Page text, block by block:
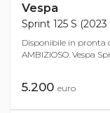
Vespa
Sprint 125 S (2023
Disponibile in pronta
AMBIZIOSO. Vespa
5.200 euro